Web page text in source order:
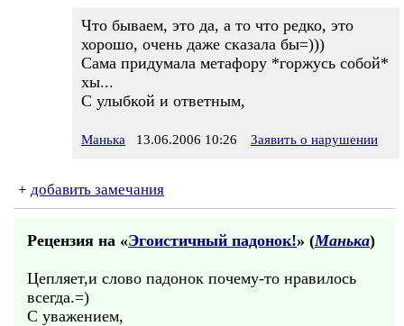
Что бываем, это да, а то что редко, это
хорошо, очень даже сказала бы=)))
Сама придумала метафору *горжусь собой*
хы...
С улыбкой и ответным,
Манька 13.06.2006 10:26 Заявить о нарушении
+ добавить замечания
Рецензия на «Эгоистичный падонок!» (Манька)
Цепляет,и слово падонок почему-то нравилось
всегда.=)
С уважением,